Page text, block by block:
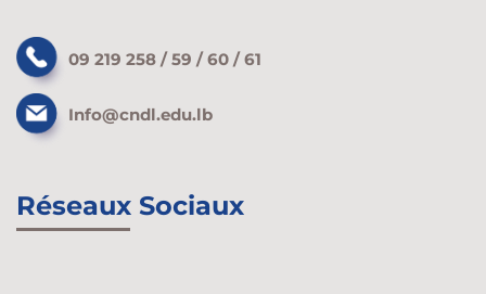
09 219 258 / 59 / 60 / 61
Info@cndl.edu.lb
Réseaux Sociaux